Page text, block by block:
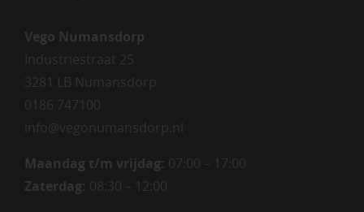
Vego Numansdorp
Industriestraat 25
3281 LB Numansdorp
0186 747100
info@vegonumansdorp.nl
Maandag t/m vrijdag: 07:00 – 17:00
Zaterdag: 08:30 – 12:00